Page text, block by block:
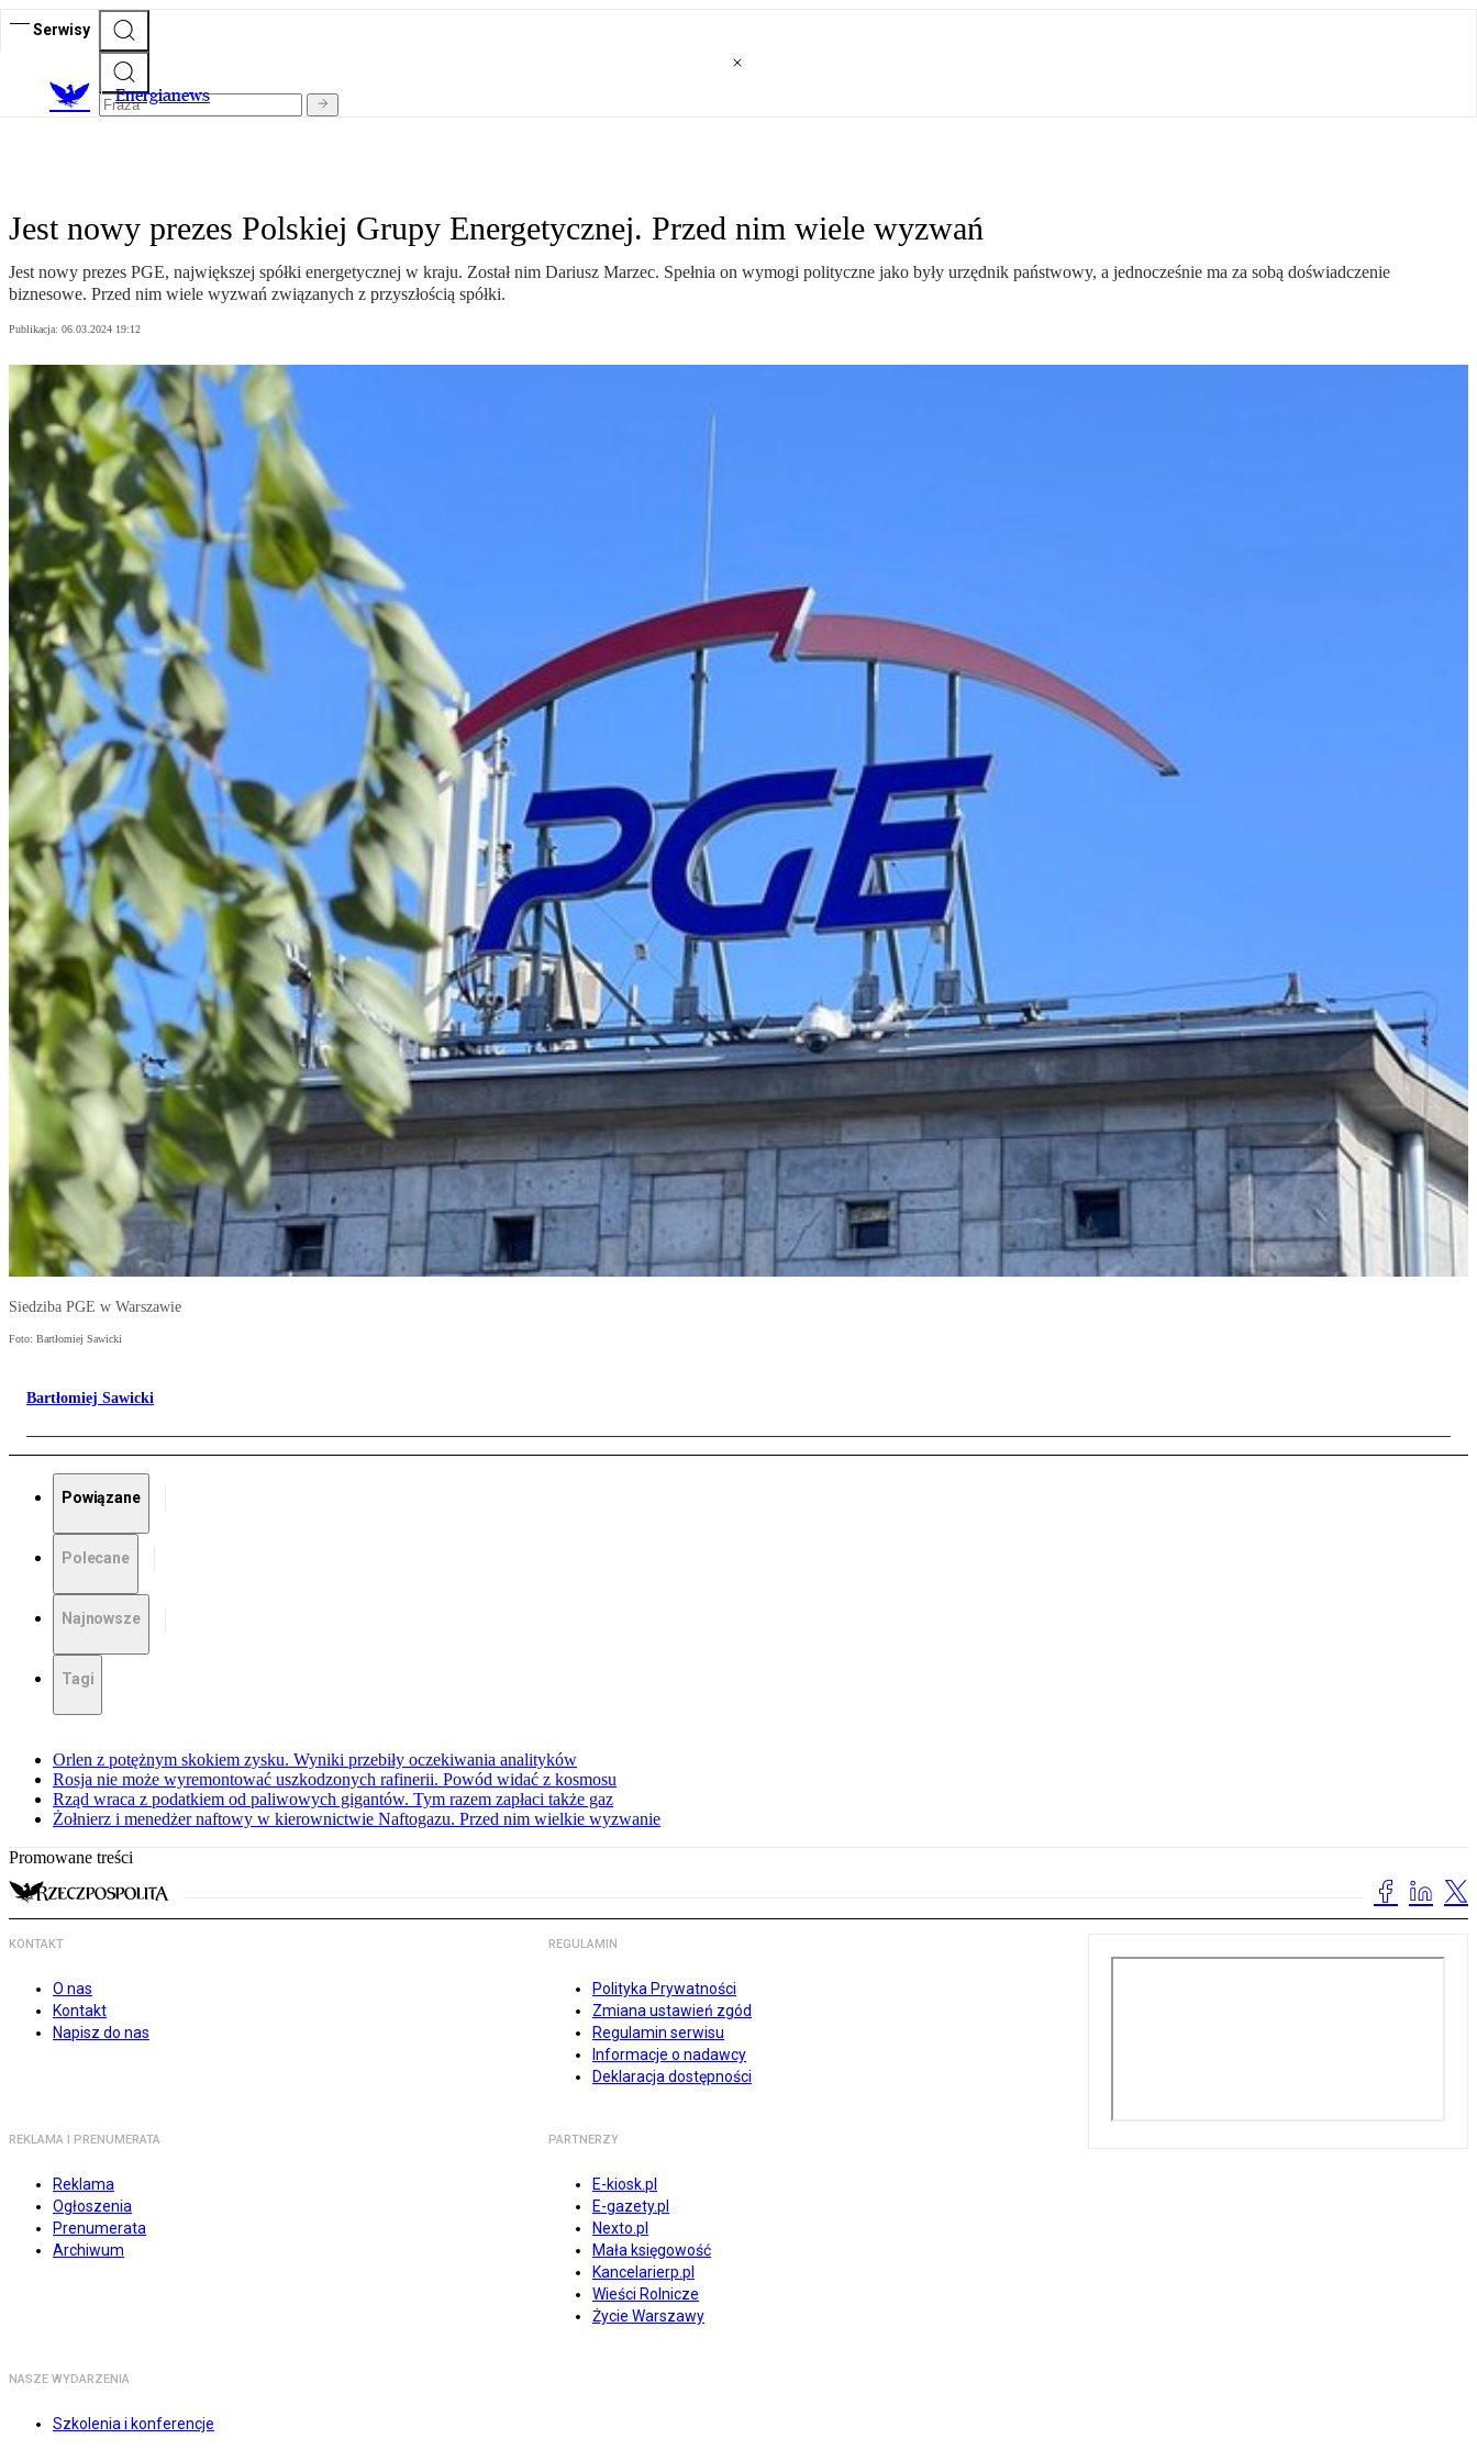
Serwisy
Energianews
Jest nowy prezes Polskiej Grupy Energetycznej. Przed nim wiele wyzwań
Jest nowy prezes PGE, największej spółki energetycznej w kraju. Został nim Dariusz Marzec. Spełnia on wymogi polityczne jako były urzędnik państwowy, a jednocześnie ma za sobą doświadczenie
biznesowe. Przed nim wiele wyzwań związanych z przyszłością spółki.
Publikacja: 06.03.2024 19:12
Siedziba PGE w Warszawie
Foto: Bartłomiej Sawicki
Bartłomiej Sawicki
Powiązane
Polecane
Najnowsze
Tagi
Orlen z potężnym skokiem zysku. Wyniki przebiły oczekiwania analityków
Rosja nie może wyremontować uszkodzonych rafinerii. Powód widać z kosmosu
Rząd wraca z podatkiem od paliwowych gigantów. Tym razem zapłaci także gaz
Żołnierz i menedżer naftowy w kierownictwie Naftogazu. Przed nim wielkie wyzwanie
Promowane treści
KONTAKT
O nas
Kontakt
Napisz do nas
REGULAMIN
Polityka Prywatności
Zmiana ustawień zgód
Regulamin serwisu
Informacje o nadawcy
Deklaracja dostępności
REKLAMA I PRENUMERATA
Reklama
Ogłoszenia
Prenumerata
Archiwum
PARTNERZY
E-kiosk.pl
E-gazety.pl
Nexto.pl
Mała księgowość
Kancelarierp.pl
Wieści Rolnicze
Życie Warszawy
NASZE WYDARZENIA
Szkolenia i konferencje